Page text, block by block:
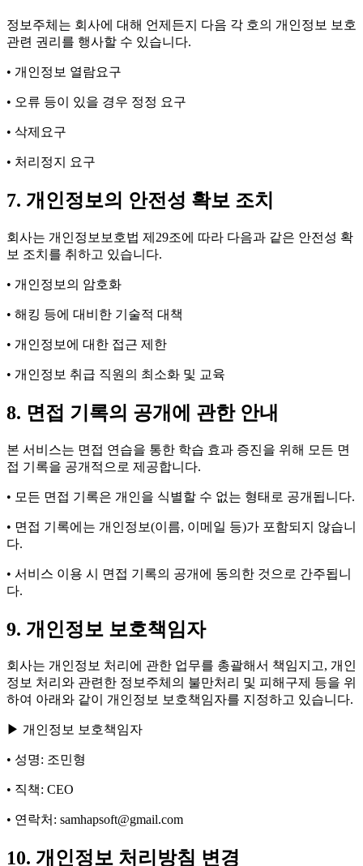
정보주체는 회사에 대해 언제든지 다음 각 호의 개인정보 보호
관련 권리를 행사할 수 있습니다.
• 개인정보 열람요구
• 오류 등이 있을 경우 정정 요구
• 삭제요구
• 처리정지 요구
7. 개인정보의 안전성 확보 조치
회사는 개인정보보호법 제29조에 따라 다음과 같은 안전성 확
보 조치를 취하고 있습니다.
• 개인정보의 암호화
• 해킹 등에 대비한 기술적 대책
• 개인정보에 대한 접근 제한
• 개인정보 취급 직원의 최소화 및 교육
8. 면접 기록의 공개에 관한 안내
본 서비스는 면접 연습을 통한 학습 효과 증진을 위해 모든 면
접 기록을 공개적으로 제공합니다.
• 모든 면접 기록은 개인을 식별할 수 없는 형태로 공개됩니다.
• 면접 기록에는 개인정보(이름, 이메일 등)가 포함되지 않습니
다.
• 서비스 이용 시 면접 기록의 공개에 동의한 것으로 간주됩니
다.
9. 개인정보 보호책임자
회사는 개인정보 처리에 관한 업무를 총괄해서 책임지고, 개인
정보 처리와 관련한 정보주체의 불만처리 및 피해구제 등을 위
하여 아래와 같이 개인정보 보호책임자를 지정하고 있습니다.
▶ 개인정보 보호책임자
• 성명: 조민형
• 직책: CEO
• 연락처: samhapsoft@gmail.com
10. 개인정보 처리방침 변경